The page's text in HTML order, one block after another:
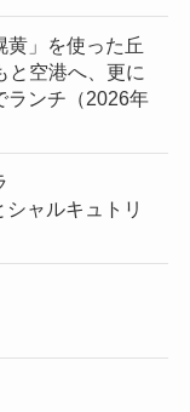
黄」を使った丘
と空港へ、更に
ランチ（2026年
シャルキュトリ